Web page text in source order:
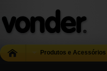
Produtos e Acessórios